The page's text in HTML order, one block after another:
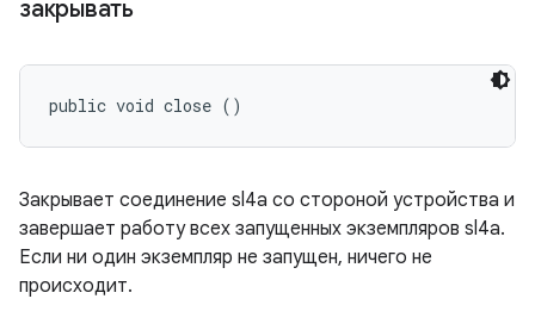
закрывать
public void close ()
Закрывает соединение sl4a со стороной устройства и
завершает работу всех запущенных экземпляров sl4a.
Если ни один экземпляр не запущен, ничего не
происходит.